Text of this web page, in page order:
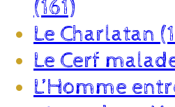
(161)
Le Charlatan
Le Cerf
L’Homme